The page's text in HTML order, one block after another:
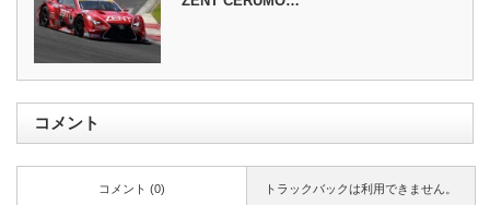
コメント
トラックバックは利用できません。
コメント (0)